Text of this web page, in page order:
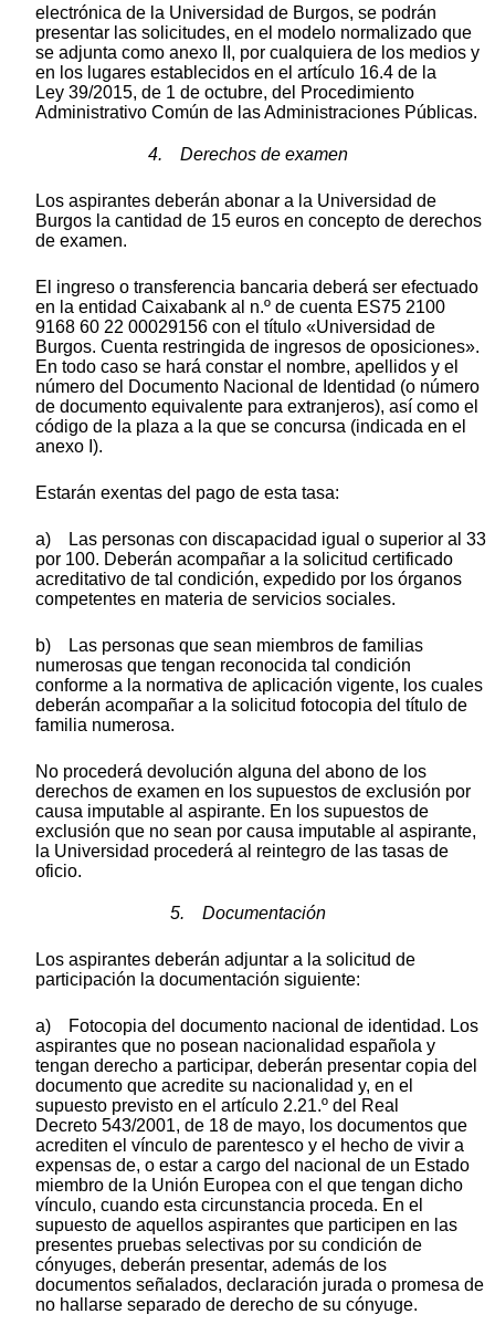
electrónica de la Universidad de Burgos, se podrán
presentar las solicitudes, en el modelo normalizado que
se adjunta como anexo II, por cualquiera de los medios y
en los lugares establecidos en el artículo 16.4 de la
Ley 39/2015, de 1 de octubre, del Procedimiento
Administrativo Común de las Administraciones Públicas.
4. Derechos de examen
Los aspirantes deberán abonar a la Universidad de
Burgos la cantidad de 15 euros en concepto de derechos
de examen.
El ingreso o transferencia bancaria deberá ser efectuado
en la entidad Caixabank al n.º de cuenta ES75 2100
9168 60 22 00029156 con el título «Universidad de
Burgos. Cuenta restringida de ingresos de oposiciones».
En todo caso se hará constar el nombre, apellidos y el
número del Documento Nacional de Identidad (o número
de documento equivalente para extranjeros), así como el
código de la plaza a la que se concursa (indicada en el
anexo I).
Estarán exentas del pago de esta tasa:
a) Las personas con discapacidad igual o superior al 33
por 100. Deberán acompañar a la solicitud certificado
acreditativo de tal condición, expedido por los órganos
competentes en materia de servicios sociales.
b) Las personas que sean miembros de familias
numerosas que tengan reconocida tal condición
conforme a la normativa de aplicación vigente, los cuales
deberán acompañar a la solicitud fotocopia del título de
familia numerosa.
No procederá devolución alguna del abono de los
derechos de examen en los supuestos de exclusión por
causa imputable al aspirante. En los supuestos de
exclusión que no sean por causa imputable al aspirante,
la Universidad procederá al reintegro de las tasas de
oficio.
5. Documentación
Los aspirantes deberán adjuntar a la solicitud de
participación la documentación siguiente:
a) Fotocopia del documento nacional de identidad. Los
aspirantes que no posean nacionalidad española y
tengan derecho a participar, deberán presentar copia del
documento que acredite su nacionalidad y, en el
supuesto previsto en el artículo 2.21.º del Real
Decreto 543/2001, de 18 de mayo, los documentos que
acrediten el vínculo de parentesco y el hecho de vivir a
expensas de, o estar a cargo del nacional de un Estado
miembro de la Unión Europea con el que tengan dicho
vínculo, cuando esta circunstancia proceda. En el
supuesto de aquellos aspirantes que participen en las
presentes pruebas selectivas por su condición de
cónyuges, deberán presentar, además de los
documentos señalados, declaración jurada o promesa de
no hallarse separado de derecho de su cónyuge.